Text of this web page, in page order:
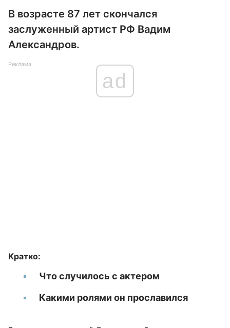
В возрасте 87 лет скончался
заслуженный артист РФ Вадим
Александров.
Реклама
ad
Кратко:
Что случилось с актером
Какими ролями он прославился